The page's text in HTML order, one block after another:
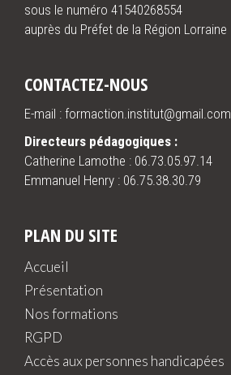
sous le numéro 41540268554
auprès du Préfet de la Région Lorraine
CONTACTEZ-NOUS
E-mail : formaction.institut@gmail.com
Directeurs pédagogiques :
Catherine Lamothe : 06.73.05.97.14
Emmanuel Henry : 06.75.38.30.79
PLAN DU SITE
Accueil
Présentation
Nos formations
RGPD
Accès aux personnes handicapées